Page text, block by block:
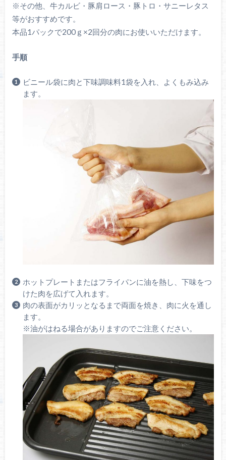
※その他、牛カルビ・豚肩ロース・豚トロ・サニーレタス
等がおすすめです。
本品1パックで200ｇ×2回分の肉にお使いいただけます。
手順
ビニール袋に肉と下味調味料1袋を入れ、よくもみ込み
ます。
ホットプレートまたはフライパンに油を熱し、下味をつ
けた肉を広げて入れます。
肉の表面がカリッとなるまで両面を焼き、肉に火を通し
ます。
※油がはねる場合がありますのでご注意ください。